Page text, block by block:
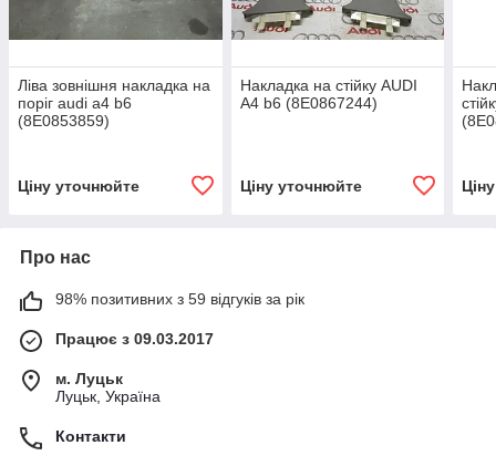
Ліва зовнішня накладка на
поріг audi a4 b6
(8E0853859)
Ціну уточнюйте
Накладка на стійку AUDI
A4 b6 (8E0867244)
Ціну уточнюйте
Про нас
98% позитивних з 59 відгуків за рік
Працює з 09.03.2017
м. Луцьк
Луцьк, Україна
Контакти